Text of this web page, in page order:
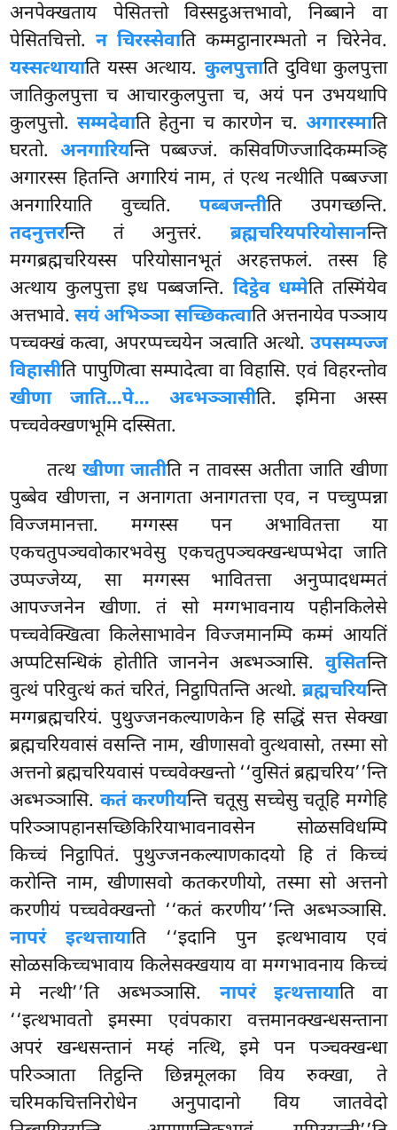
अनपेक्खताय पेसितत्तो विस्सट्ठअत्तभावो, निब्बाने वा
पेसितचित्तो.न चिरस्सेवाति कम्मट्ठानारम्भतो न चिरेनेव.
यस्सत्थायाति यस्स अत्थाय. कुलपुत्ताति दुविधा कुलपुत्ता
जातिकुलपुत्ता च आचारकुलपुत्ता च, अयं पन उभयथापि
कुलपुत्तो.सम्मदेवाति हेतुना च कारणेन च. अगारस्माति
घरतो. अनगारियन्ति पब्बज्जं. कसिवणिज्जादिकम्मञ्हि
अगारस्स हितन्ति अगारियं नाम, तं एत्थ नत्थीति पब्बज्जा
अनगारियाति वुच्चति.पब्बजन्तीति उपगच्छन्ति.
तदनुत्तरन्ति तं अनुत्तरं. ब्रह्मचरियपरियोसानन्ति
मग्गब्रह्मचरियस्स परियोसानभूतं अरहत्तफलं. तस्स हि
अत्थाय कुलपुत्ता इध पब्बजन्ति. दिट्ठेव धम्मेति तस्मिंयेव
अत्तभावे.सयं अभिञ्ञा सच्छिकत्वाति अत्तनायेव पञ्ञाय
पच्चक्खं कत्वा, अपरप्पच्चयेन ञत्वाति अत्थो. उपसम्पज्ज
विहासीति पापुणित्वा सम्पादेत्वा वा विहासि. एवं विहरन्तोव
खीणा जाति…पे… अब्भञ्ञासीति. इमिना अस्स
पच्चवेक्खणभूमि दस्सिता.
तत्थ खीणा जातीति न तावस्स अतीता जाति खीणा
पुब्बेव खीणत्ता, न अनागता अनागतत्ता एव, न पच्चुप्पन्ना
विज्जमानत्ता. मग्गस्स पन अभावितत्ता या
एकचतुपञ्चवोकारभवेसु एकचतुपञ्चक्खन्धप्पभेदा जाति
उप्पज्जेय्य, सा मग्गस्स भावितत्ता अनुप्पादधम्मतं
आपज्जनेन खीणा. तं सो मग्गभावनाय पहीनकिलेसे
पच्चवेक्खित्वाकिलेसाभावेन विज्जमानम्पि कम्मं आयतिं
अप्पटिसन्धिकं होतीति जाननेन अब्भञ्ञासि. वुसितन्ति
वुत्थं परिवुत्थं कतं चरितं, निट्ठापितन्ति अत्थो. ब्रह्मचरियन्ति
मग्गब्रह्मचरियं. पुथुज्जनकल्याणकेन हि सद्धिं सत्त सेक्खा
ब्रह्मचरियवासं वसन्ति नाम, खीणासवो वुत्थवासो, तस्मा सो
अत्तनो ब्रह्मचरियवासं पच्चवेक्खन्तो ‘‘वुसितं ब्रह्मचरिय’’न्ति
अब्भञ्ञासि. कतं करणीयन्ति चतूसु सच्चेसु चतूहि मग्गेहि
परिञ्ञापहानसच्छिकिरियाभावनावसेन सोळसविधम्पि
किच्चं निट्ठापितं. पुथुज्जनकल्याणकादयो हि तं किच्चं
करोन्ति नाम, खीणासवो कतकरणीयो, तस्मा सो अत्तनो
करणीयं पच्चवेक्खन्तो ‘‘कतं करणीय’’न्ति अब्भञ्ञासि.
नापरं इत्थत्तायाति ‘‘इदानि पुन इत्थभावाय एवं
सोळसकिच्चभावाय किलेसक्खयाय वा मग्गभावनाय किच्चं
मे नत्थी’’ति अब्भञ्ञासि. नापरं इत्थत्तायाति वा
‘‘इत्थभावतो इमस्मा एवंपकारा वत्तमानक्खन्धसन्ताना
अपरं खन्धसन्तानं मय्हं नत्थि, इमे पन पञ्चक्खन्धा
परिञ्ञाता तिट्ठन्ति छिन्नमूलका विय रुक्खा, ते
चरिमकचित्तनिरोधेन अनुपादानो विय जातवेदो